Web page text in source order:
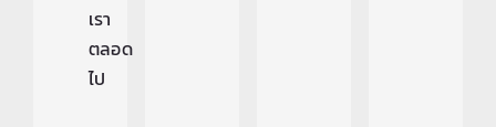
เรา
ตลอด
ไป